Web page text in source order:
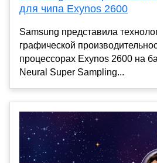
для чипа Exynos 2600
Samsung представила
графической
процессорах Exynos 2600 на
Neural Super Sampling...